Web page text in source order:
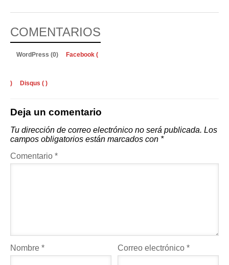
COMENTARIOS
WordPress (0) Facebook (
) Disqus ( )
Deja un comentario
Tu dirección de correo electrónico no será publicada. Los
campos obligatorios están marcados con *
Comentario *
Nombre * Correo electrónico*